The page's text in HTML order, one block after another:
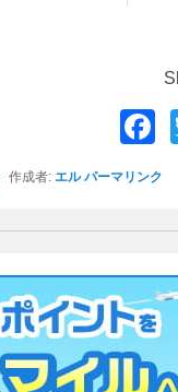
o
作成者: エル パーマリンク